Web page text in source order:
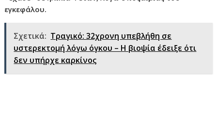
εγκεφάλου.
Σχετικά: Τραγικό: 32χρονη υπεβλήθη σε
υστερεκτομή λόγω όγκου – Η βιοψία έδειξε ότι
δεν υπήρχε καρκίνος